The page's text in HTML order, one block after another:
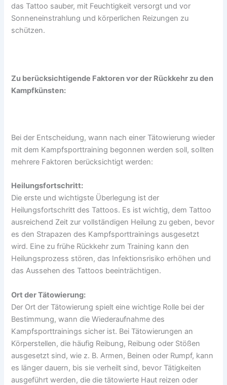
das Tattoo sauber, mit Feuchtigkeit versorgt und vor
Sonneneinstrahlung und körperlichen Reizungen zu
schützen.
Zu berücksichtigende Faktoren vor der Rückkehr zu den
Kampfkünsten:
Bei der Entscheidung, wann nach einer Tätowierung wieder
mit dem Kampfsporttraining begonnen werden soll, sollten
mehrere Faktoren berücksichtigt werden:
Heilungsfortschritt:
Die erste und wichtigste Überlegung ist der
Heilungsfortschritt des Tattoos. Es ist wichtig, dem Tattoo
ausreichend Zeit zur vollständigen Heilung zu geben, bevor
es den Strapazen des Kampfsporttrainings ausgesetzt
wird. Eine zu frühe Rückkehr zum Training kann den
Heilungsprozess stören, das Infektionsrisiko erhöhen und
das Aussehen des Tattoos beeinträchtigen.
Ort der Tätowierung:
Der Ort der Tätowierung spielt eine wichtige Rolle bei der
Bestimmung, wann die Wiederaufnahme des
Kampfsporttrainings sicher ist. Bei Tätowierungen an
Körperstellen, die häufig Reibung, Reibung oder Stößen
ausgesetzt sind, wie z. B. Armen, Beinen oder Rumpf, kann
es länger dauern, bis sie verheilt sind, bevor Tätigkeiten
ausgeführt werden, die die tätowierte Haut reizen oder